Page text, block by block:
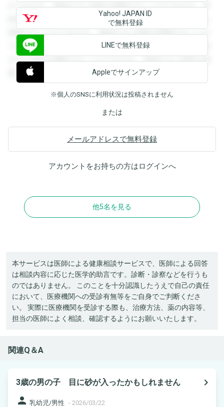
ができます。登録すると回答を閲覧することができます。登
録すると回答を閲覧することができます。登録すると回答を
閲覧することができます。登録すると回答を閲覧することが
できます。登録すると回答を閲覧することができます。登録
すると回答を閲覧することができます。登録すると回答を閲
覧することができます。
Yahoo! JAPAN ID
で無料登録
LINEで無料登録
Appleでサインアップ
※個人のSNSに利用状況は投稿されません
または
メールアドレスで無料登録
アカウントをお持ちの方はログインへ
他5名を見る
本サービスは医師による健康相談サービスで、医師による回答
は相談内容に応じた医学的助言です。診断・診察などを行うも
のではありません。 このことを十分認識したうえで自己の責任
において、医療機関への受診有無等をご自身でご判断くださ
い。 実際に医療機関を受診する際も、治療方法、薬の内容等、
担当の医師によく相談、確認するようにお願いいたします。
関連Q＆A
3歳の男の子 目に砂が入ったかもしれません
navigate_next
person 乳幼児/男性 - 2026/03/22